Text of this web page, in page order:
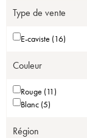
Type de vente
E-caviste (16)
Couleur
Rouge (11)
Blanc (5)
Région